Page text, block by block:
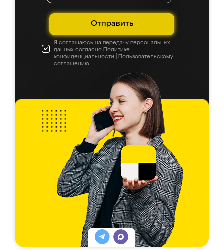
Отправить
Я соглашаюсь на передачу персональных
данных согласно Политике
конфиденциальности
Пользовательскому
соглашению